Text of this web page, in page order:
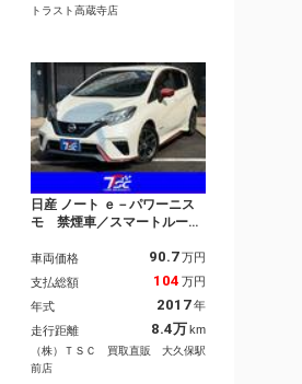
トラスト高蔵寺店
日産 ノート ｅ－パワーニス
モ 禁煙車／スマートルーム
ウンドビューモニター／純正
ナビ／フルセグ視聴可／エマ
ージェンシーブレーキ／レー
ンキープ／障害物センサー／
ＬＥＤヘットライト／純正１
６インチＡＷ／ＥＴＣ
車両価格 90.7万円
支払総額 104 万円
年式 2017年
走行距離 8.4万km
（株）ＴＳＣ 買取直販 大久保駅
前店